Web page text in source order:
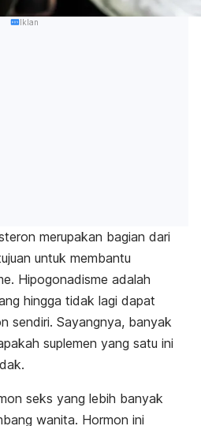
Iklan
merupakan bagian dari
untuk membantu
Hipogonadisme adalah
hingga tidak lagi dapat
sendiri. Sayangnya, banyak
suplemen yang satu ini
seks yang lebih banyak
wanita. Hormon ini